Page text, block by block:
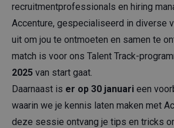
recruitmentprofessionals en hiring
Accenture, gespecialiseerd in diverse
uit om jou te ontmoeten en samen te
match is voor ons Talent Track-
2025 van start gaat.
Daarnaast is er op 30 januari een
waarin we je kennis laten maken met
deze sessie ontvang je tips en tricks